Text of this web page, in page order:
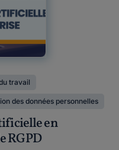
travail
des données personnelles
en
RGPD